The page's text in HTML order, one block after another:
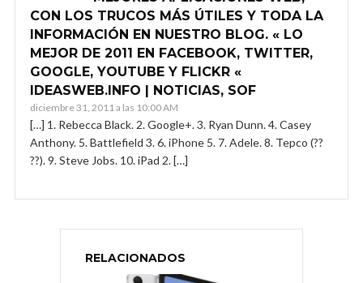
CON LOS TRUCOS MÁS ÚTILES Y TODA LA
INFORMACIÓN EN NUESTRO BLOG. « LO
MEJOR DE 2011 EN FACEBOOK, TWITTER,
GOOGLE, YOUTUBE Y FLICKR «
IDEASWEB.INFO | NOTICIAS, SOF
diciembre 31, 2011 a las 10:00 AM
[…] 1. Rebecca Black. 2. Google+. 3. Ryan Dunn. 4. Casey
Anthony. 5. Battlefield 3. 6. iPhone 5. 7. Adele. 8. Tepco (??
??). 9. Steve Jobs. 10. iPad 2. […]
RELACIONADOS